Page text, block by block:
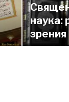
наука:
зрения